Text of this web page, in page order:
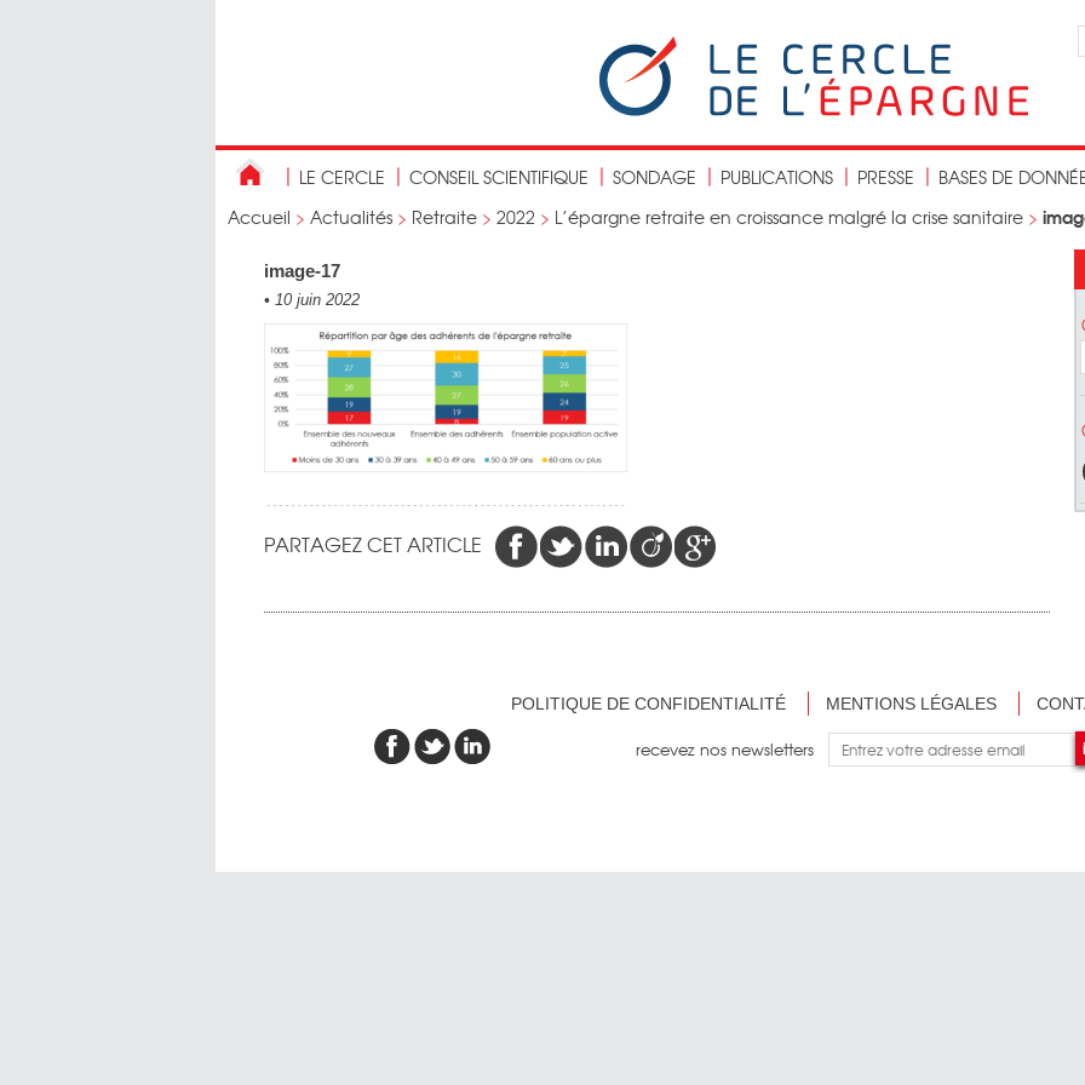
LE CERCLE CONSEIL SCIENTIFIQUE SONDAGE PUBLICATIONS PRESSE
BASES DE
Accueil > Actualités > Retraite > 2022 > L’épargne retraite en croissance malgré la crise sanitaire >
image-17
• 10 juin 2022
PARTAGEZ CET ARTICLE
POLITIQUE DE CONFIDENTIALITÉ MENTIONS LÉGALES
recevez nos newsletters